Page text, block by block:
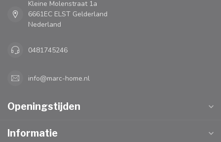
Kleine Molenstraat 1a
6661EC ELST Gelderland
Nederland
0481745246
info@marc-home.nl
Openingstijden
Informatie